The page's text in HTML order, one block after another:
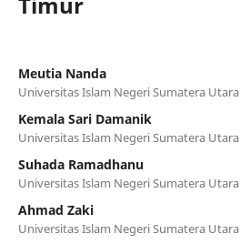
Meutia Nanda
Universitas Islam Negeri Sumatera Utara
Kemala Sari Damanik
Universitas Islam Negeri Sumatera Utara
Suhada Ramadhanu
Universitas Islam Negeri Sumatera Utara
Ahmad Zaki
Universitas Islam Negeri Sumatera Utara